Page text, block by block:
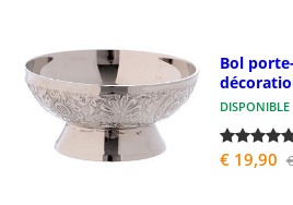
Bol
DISPONIBLE
€ 19,90